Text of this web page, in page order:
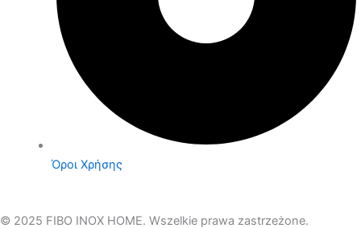
Όροι Χρήσης
© 2025 FIBO INOX HOME. Wszelkie prawa zastrzeżone.